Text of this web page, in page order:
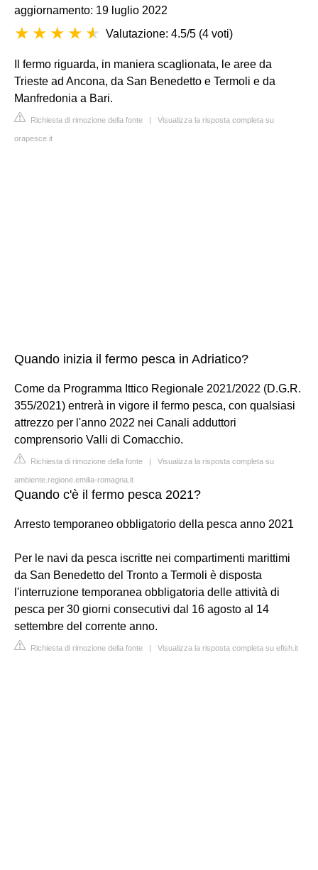
aggiornamento: 19 luglio 2022
Valutazione: 4.5/5 (4 voti)
Il fermo riguarda, in maniera scaglionata, le aree da
Trieste ad Ancona, da San Benedetto e Termoli e da
Manfredonia a Bari.
Richiesta di rimozione della fonte | Visualizza la risposta completa su
orapesce.it
Quando inizia il fermo pesca in Adriatico?
Come da Programma Ittico Regionale 2021/2022 (D.G.R.
355/2021) entrerà in vigore il fermo pesca, con qualsiasi
attrezzo per l'anno 2022 nei Canali adduttori
comprensorio Valli di Comacchio.
Richiesta di rimozione della fonte | Visualizza la risposta completa su
ambiente.regione.emilia-romagna.it
Quando c'è il fermo pesca 2021?
Arresto temporaneo obbligatorio della pesca anno 2021
Per le navi da pesca iscritte nei compartimenti marittimi
da San Benedetto del Tronto a Termoli è disposta
l'interruzione temporanea obbligatoria delle attività di
pesca per 30 giorni consecutivi dal 16 agosto al 14
settembre del corrente anno.
Richiesta di rimozione della fonte | Visualizza la risposta completa su efish.it